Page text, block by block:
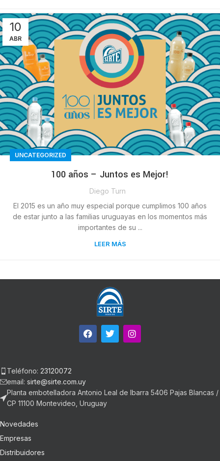
10
ABR
UNCATEGORIZED
100 años – Juntos es Mejor!
Diego Turn
El 2015 es un año muy especial porque cumplimos 100 años
de estar junto a las familias uruguayas en los momentos más
importantes de su ...
LEER MÁS
Teléfono: 23120072
email: sirte@sirte.com.uy
Planta embotelladora Antonio Leal de Ibarra 5406 Pajas Blancas /
CP 11100 Montevideo, Uruguay
Novedades
Empresas
Distribuidores